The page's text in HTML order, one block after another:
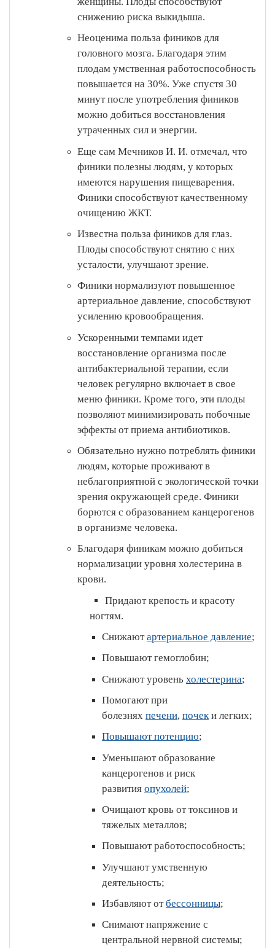
снижению риска выкидыша.
Неоценима польза фиников для
головного мозга. Благодаря этим
плодам умственная работоспособность
повышается на 30%. Уже спустя 30
минут после употребления фиников
можно добиться восстановления
утраченных сил и энергии.
Еще сам Мечников И. И. отмечал, что
финики полезны людям, у которых
имеются нарушения пищеварения.
Финики способствуют качественному
очищению ЖКТ.
Известна польза фиников для глаз.
Плоды способствуют снятию с них
усталости, улучшают зрение.
Финики нормализуют повышенное
артериальное давление, способствуют
усилению кровообращения.
Ускоренными темпами идет
восстановление организма после
антибактериальной терапии, если
человек регулярно включает в свое
меню финики. Кроме того, эти плоды
позволяют минимизировать побочные
эффекты от приема антибиотиков.
Обязательно нужно потреблять финики
людям, которые проживают в
неблагоприятной с экологической точки
зрения окружающей среде. Финики
борются с образованием канцерогенов
в организме человека.
Благодаря финикам можно добиться
нормализации уровня холестерина в
крови.
Придают крепость и красоту
ногтям.
Снижаютартериальное давление;
Повышают гемоглобин;
Снижают уровень холестерина;
Помогают при
болезнях печени, почеки легких;
Повышают потенцию;
Уменьшают образование
канцерогенов и риск
развития опухолей;
Очищают кровь от токсинов и
тяжелых металлов;
Повышают работоспособность;
Улучшают умственную
деятельность;
Избавляют отбессонницы;
Снимают напряжение с
центральной нервной системы;